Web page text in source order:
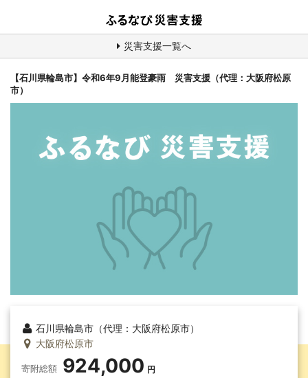
災害支援一覧へ
【石川県輪島市】令和6年9月能登豪雨 災害支援（代理：大阪府松原
市）
石川県輪島市（代理：大阪府松原市）
大阪府松原市
寄附総額 924,000